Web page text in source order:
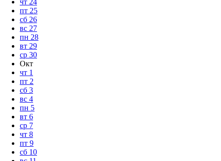
пт 25
сб 26
вс 27
пн 28
вт 29
ср 30
Окт
чт 1
пт 2
сб 3
вс 4
пн 5
вт 6
ср 7
чт 8
пт 9
сб 10